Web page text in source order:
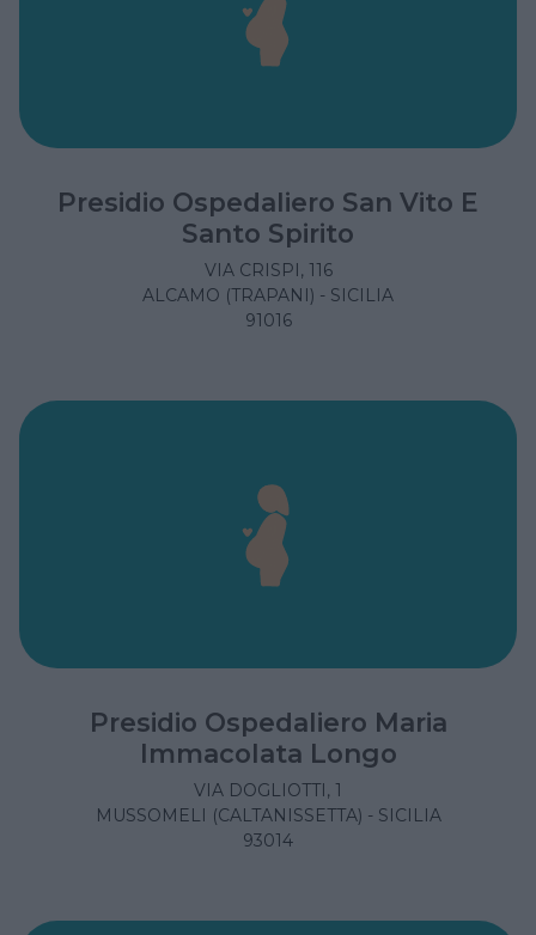
Presidio Ospedaliero San Vito E
Santo Spirito
VIA CRISPI, 116
ALCAMO (TRAPANI) - SICILIA
91016
Presidio Ospedaliero Maria
Immacolata Longo
VIA DOGLIOTTI, 1
MUSSOMELI (CALTANISSETTA) - SICILIA
93014